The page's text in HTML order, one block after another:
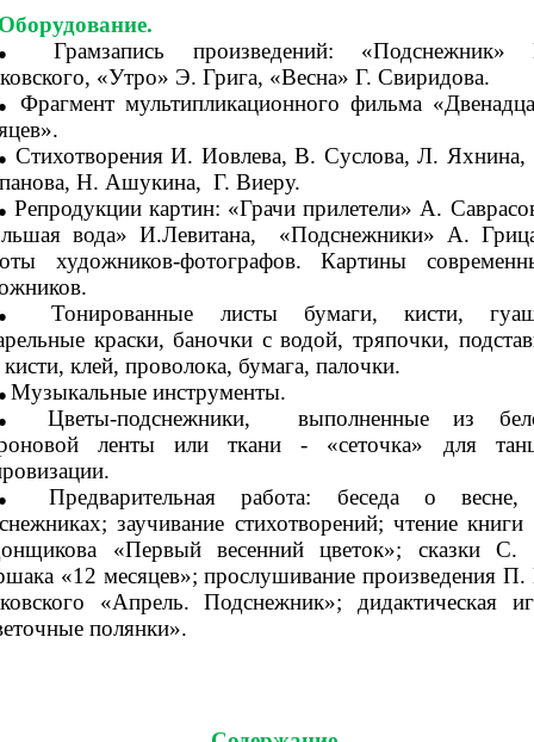
Грамзапись произведений: «Подснежник»
«Утро» Э. Грига, «Весна» Г. Свиридова.
Фрагмент мультипликационного фильма
Стихотворения И. Иовлева, В. Суслова, Л.
Н. Ашукина, Г. Виеру.
Репродукции картин: «Грачи прилетели» А.
вода» И.Левитана, «Подснежники» А.
художников-фотографов. Картины
Тонированные листы бумаги, кисти,
краски, баночки с водой, тряпочки,
клей, проволока, бумага, палочки.
Музыкальные инструменты.
Цветы-подснежники, выполненные из
ленты или ткани - «сеточка» для
Предварительная работа: беседа о
заучивание стихотворений; чтение
«Первый весенний цветок»; сказки С.
«12 месяцев»; прослушивание произведения
«Апрель. Подснежник»; дидактическая
полянки».